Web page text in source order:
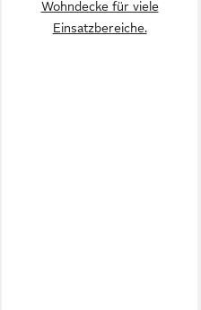
Wohndecke für viele
Einsatzbereiche.